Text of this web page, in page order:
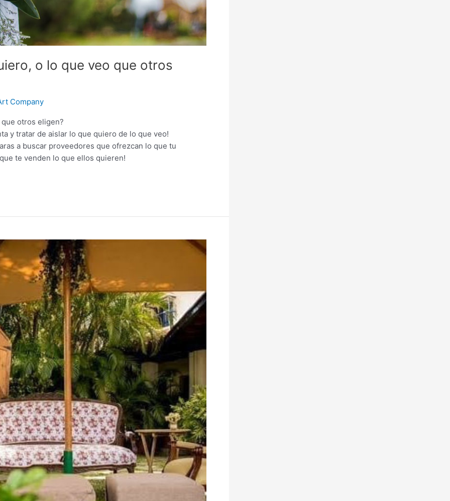
o lo que veo que otros
Company
otros eligen?
y tratar de aislar lo que quiero de lo que veo!
a buscar proveedores que ofrezcan lo que tu
te venden lo que ellos quieren!